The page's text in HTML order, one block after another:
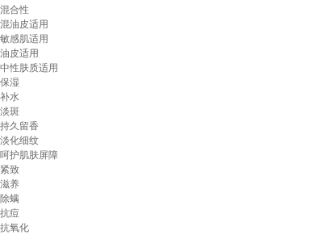
混合性
混油皮适用
敏感肌适用
油皮适用
中性肤质适用
保湿
补水
淡斑
持久留香
淡化细纹
呵护肌肤屏障
紧致
滋养
除螨
抗痘
抗氧化